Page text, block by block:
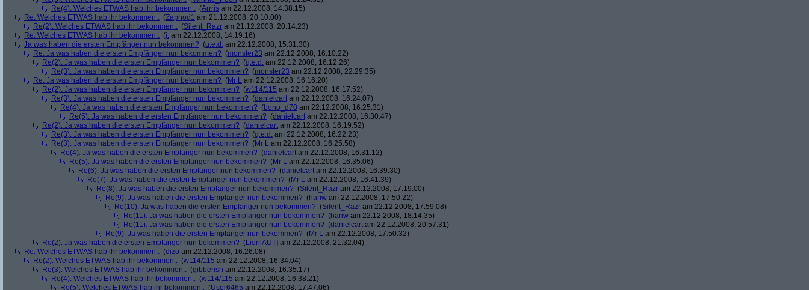
Re(4): Welches ETWAS hab ihr bekommen.. (Arrris am 22.12.2008, 14:38:15)
Re: Welches ETWAS hab ihr bekommen.. (Zaphod1 am 21.12.2008, 20:10:00)
Re(2): Welches ETWAS hab ihr bekommen.. (Silent_Razr am 21.12.2008, 20:14:23)
Re: Welches ETWAS hab ihr bekommen.. (j. am 22.12.2008, 14:19:16)
Ja was haben die ersten Empfänger nun bekommen? (q.e.d. am 22.12.2008, 15:31:30)
Re: Ja was haben die ersten Empfänger nun bekommen? (monster23 am 22.12.2008, 16:10:22)
Re(2): Ja was haben die ersten Empfänger nun bekommen? (q.e.d. am 22.12.2008, 16:12:26)
Re(3): Ja was haben die ersten Empfänger nun bekommen? (monster23 am 22.12.2008, 22:29:35)
Re: Ja was haben die ersten Empfänger nun bekommen? (Mr L am 22.12.2008, 16:16:20)
Re(2): Ja was haben die ersten Empfänger nun bekommen? (w114/115 am 22.12.2008, 16:17:52)
Re(3): Ja was haben die ersten Empfänger nun bekommen? (danielcart am 22.12.2008, 16:24:07)
Re(4): Ja was haben die ersten Empfänger nun bekommen? (bono_d70 am 22.12.2008, 16:25:31)
Re(5): Ja was haben die ersten Empfänger nun bekommen? (danielcart am 22.12.2008, 16:30:47)
Re(2): Ja was haben die ersten Empfänger nun bekommen? (danielcart am 22.12.2008, 16:19:52)
Re(3): Ja was haben die ersten Empfänger nun bekommen? (q.e.d. am 22.12.2008, 16:22:23)
Re(3): Ja was haben die ersten Empfänger nun bekommen? (Mr L am 22.12.2008, 16:25:58)
Re(4): Ja was haben die ersten Empfänger nun bekommen? (danielcart am 22.12.2008, 16:31:12)
Re(5): Ja was haben die ersten Empfänger nun bekommen? (Mr L am 22.12.2008, 16:35:06)
Re(6): Ja was haben die ersten Empfänger nun bekommen? (danielcart am 22.12.2008, 16:39:30)
Re(7): Ja was haben die ersten Empfänger nun bekommen? (Mr L am 22.12.2008, 16:41:39)
Re(8): Ja was haben die ersten Empfänger nun bekommen? (Silent_Razr am 22.12.2008, 17:19:00)
Re(9): Ja was haben die ersten Empfänger nun bekommen? (hariw am 22.12.2008, 17:50:22)
Re(10): Ja was haben die ersten Empfänger nun bekommen? (Silent_Razr am 22.12.2008, 17:59:08)
Re(11): Ja was haben die ersten Empfänger nun bekommen? (hariw am 22.12.2008, 18:14:35)
Re(11): Ja was haben die ersten Empfänger nun bekommen? (danielcart am 22.12.2008, 20:57:31)
Re(9): Ja was haben die ersten Empfänger nun bekommen? (Mr L am 22.12.2008, 17:50:32)
Re(2): Ja was haben die ersten Empfänger nun bekommen? (Lion[AUT] am 22.12.2008, 21:32:04)
Re: Welches ETWAS hab ihr bekommen.. (dizo am 22.12.2008, 16:26:08)
Re(2): Welches ETWAS hab ihr bekommen.. (w114/115 am 22.12.2008, 16:34:04)
Re(3): Welches ETWAS hab ihr bekommen.. (gibberish am 22.12.2008, 16:35:17)
Re(4): Welches ETWAS hab ihr bekommen.. (w114/115 am 22.12.2008, 16:38:21)
Re(5): Welches ETWAS hab ihr bekommen.. (User6465 am 22.12.2008, 17:47:06)